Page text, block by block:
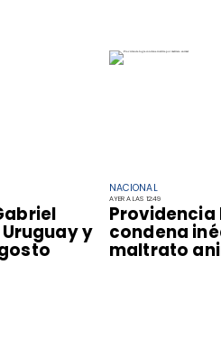
y
NACIONAL
AYER A LAS 12:49
Providencia
condena
maltrato